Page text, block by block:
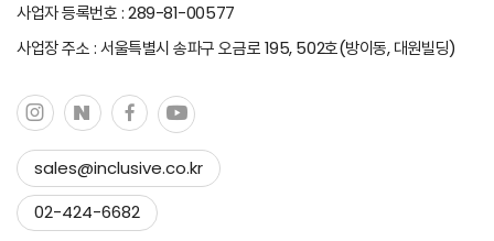
사업자 등록번호 : 289-81-00577
사업장 주소 : 서울특별시 송파구 오금로 195, 502호(방이동, 대원빌딩)
sales@inclusive.co.kr
이메일 복사하기
복사 완료!
02-424-6682